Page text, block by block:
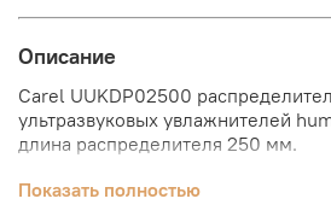
Описание
Carel UUKDP02500
ультразвуковых увлажнителей
длина распределителя 250 мм.
В комплект входит гибкая
Показать полностью